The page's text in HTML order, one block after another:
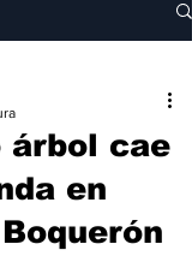
árbol cae
en